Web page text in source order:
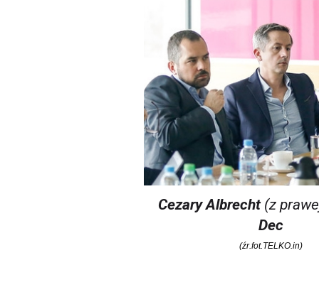
Cezary Albrecht(z
Dec
(źr.fot.TELKO.in)